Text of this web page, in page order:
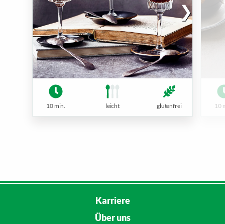
10 min. leicht glutenfrei 10
Karriere
Über uns